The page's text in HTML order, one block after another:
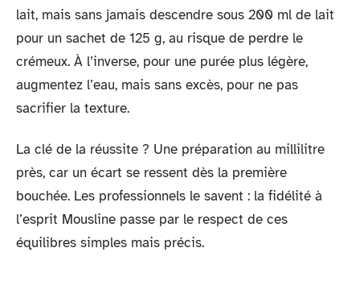
lait, mais sans jamais descendre sous 200 ml de lait
pour un sachet de 125 g, au risque de perdre le
crémeux. À l’inverse, pour une purée plus légère,
augmentez l’eau, mais sans excès, pour ne pas
sacrifier la texture.
La clé de la réussite ? Une préparation au millilitre
près, car un écart se ressent dès la première
bouchée. Les professionnels le savent : la fidélité à
l’esprit Mousline passe par le respect de ces
équilibres simples mais précis.